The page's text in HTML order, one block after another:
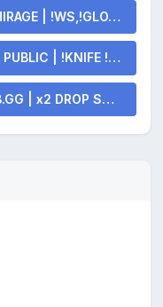
🐲
| !KNIFE !SKINS
| x2 DROP SKINS